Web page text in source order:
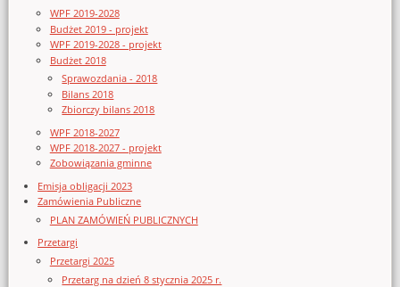
WPF 2019-2028
Budżet 2019 - projekt
WPF 2019-2028 - projekt
Budżet 2018
Sprawozdania - 2018
Bilans 2018
Zbiorczy bilans 2018
WPF 2018-2027
WPF 2018-2027 - projekt
Zobowiązania gminne
Emisja obligacji 2023
Zamówienia Publiczne
PLAN ZAMÓWIEŃ PUBLICZNYCH
Przetargi
Przetargi 2025
Przetarg na dzień 8 stycznia 2025 r.